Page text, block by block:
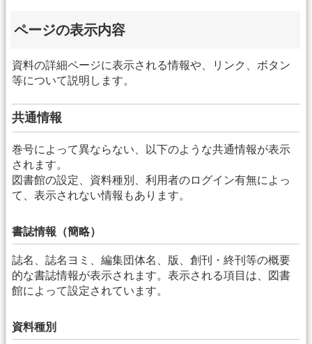
ページの表示内容
資料の詳細ページに表示される情報や、リンク、ボタン
等について説明します。
共通情報
巻号によって異ならない、以下のような共通情報が表示
されます。
図書館の設定、資料種別、利用者のログイン有無によっ
て、表示されない情報もあります。
書誌情報（簡略）
誌名、誌名ヨミ、編集団体名、版、創刊・終刊等の概要
的な書誌情報が表示されます。表示される項目は、図書
館によって設定されています。
資料種別